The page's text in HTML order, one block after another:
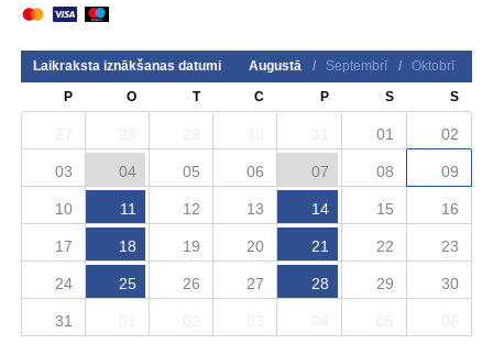
Laikraksta iznākšanas datumi Augustā / Septembrī /
Oktobrī
P
O T C P S S
01 02
03 04 05 06 07 08 09
10 11 12 13 14 15 16
17 18 19 20 21 22 23
24 25 26 27 28 29 30
31